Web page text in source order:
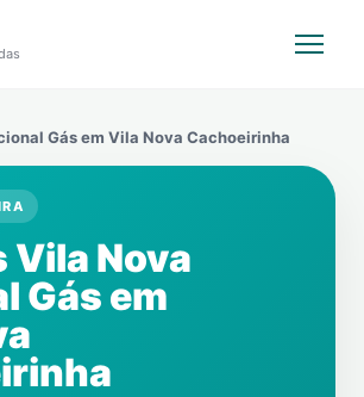
Gás em Vila Nova Cachoeirinha
Vila Nova
Gás em